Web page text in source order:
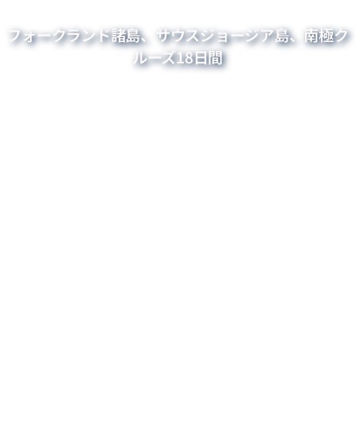
フォークランド諸島、サウスジョージア島、南極ク
ルーズ18日間